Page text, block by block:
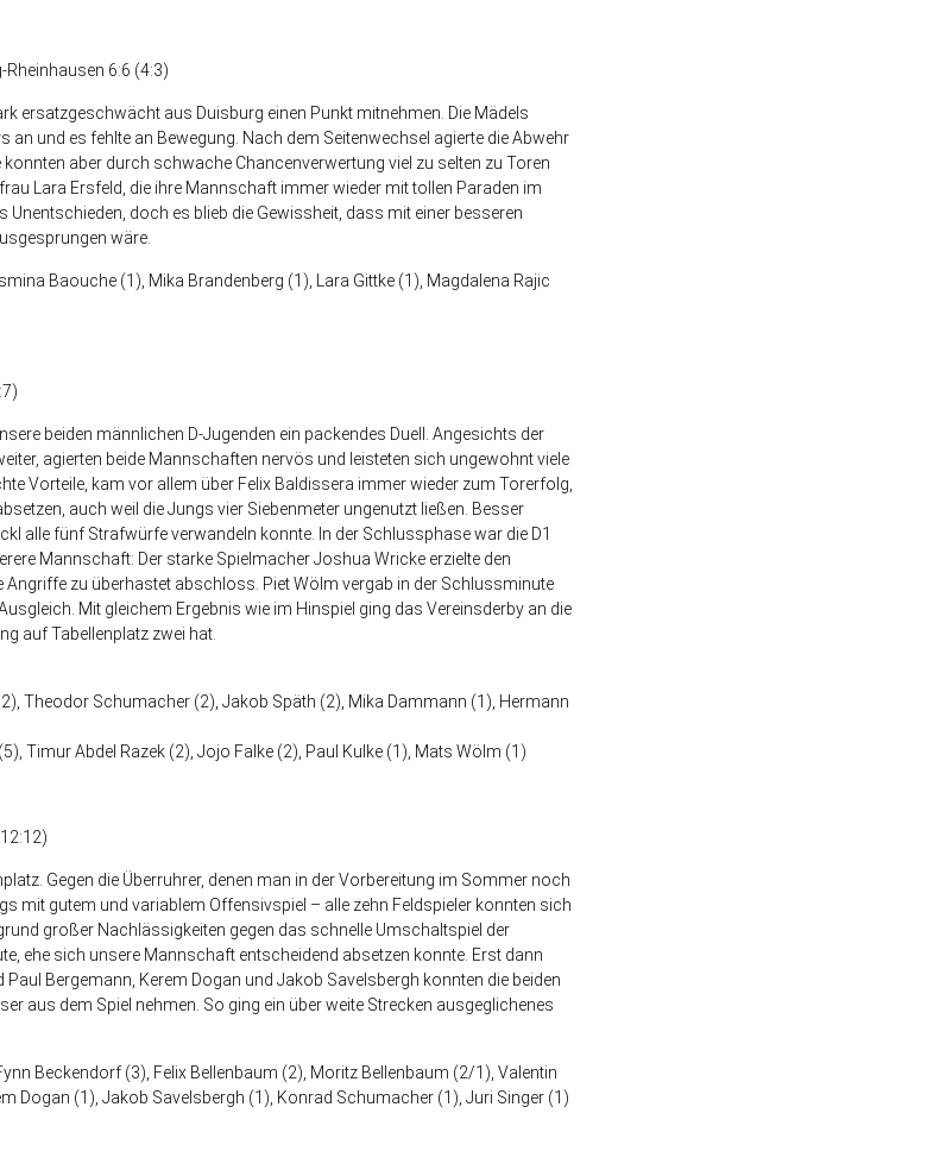
Rheinhausen 6:6 (4:3)
ersatzgeschwächt aus Duisburg einen Punkt mitnehmen. Die Mädels
an und es fehlte an Bewegung. Nach dem Seitenwechsel agierte die Abwehr
aber durch schwache Chancenverwertung viel zu selten zu Toren
Lara Ersfeld, die ihre Mannschaft immer wieder mit tollen Paraden im
Unentschieden, doch es blieb die Gewissheit, dass mit einer besseren
wäre.
Baouche (1), Mika Brandenberg (1), Lara Gittke (1), Magdalena Rajic
beiden männlichen D-Jugenden ein packendes Duell. Angesichts der
agierten beide Mannschaften nervös und leisteten sich ungewohnt viele
Vorteile, kam vor allem über Felix Baldissera immer wieder zum Torerfolg,
auch weil die Jungs vier Siebenmeter ungenutzt ließen. Besser
alle fünf Strafwürfe verwandeln konnte. In der Schlussphase war die D1
Mannschaft: Der starke Spielmacher Joshua Wricke erzielte den
Angriffe zu überhastet abschloss. Piet Wölm vergab in der Schlussminute
Mit gleichem Ergebnis wie im Hinspiel ging das Vereinsderby an die
auf Tabellenplatz zwei hat.
Theodor Schumacher (2), Jakob Späth (2), Mika Dammann (1), Hermann
Timur Abdel Razek (2), Jojo Falke (2), Paul Kulke (1), Mats Wölm (1)
Gegen die Überruhrer, denen man in der Vorbereitung im Sommer noch
mit gutem und variablem Offensivspiel – alle zehn Feldspieler konnten sich
großer Nachlässigkeiten gegen das schnelle Umschaltspiel der
ehe sich unsere Mannschaft entscheidend absetzen konnte. Erst dann
Bergemann, Kerem Dogan und Jakob Savelsbergh konnten die beiden
aus dem Spiel nehmen. So ging ein über weite Strecken ausgeglichenes
Beckendorf (3), Felix Bellenbaum (2), Moritz Bellenbaum (2/1), Valentin
Dogan (1), Jakob Savelsbergh (1), Konrad Schumacher (1), Juri Singer (1)